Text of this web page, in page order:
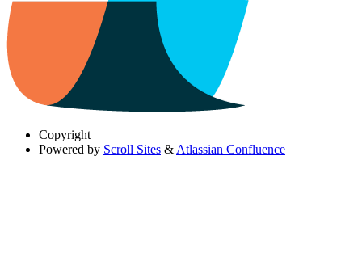
Copyright
Powered by Scroll Sites & Atlassian Confluence